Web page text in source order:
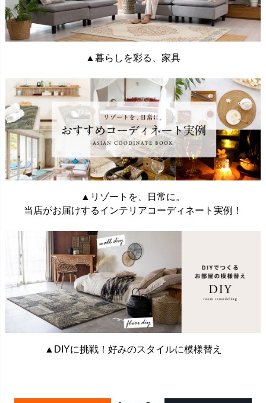
▲暮らしを彩る、家具
▲リゾートを、日常に。
当店がお届けするインテリアコーディネート実例！
▲DIYに挑戦！好みのスタイルに模様替え